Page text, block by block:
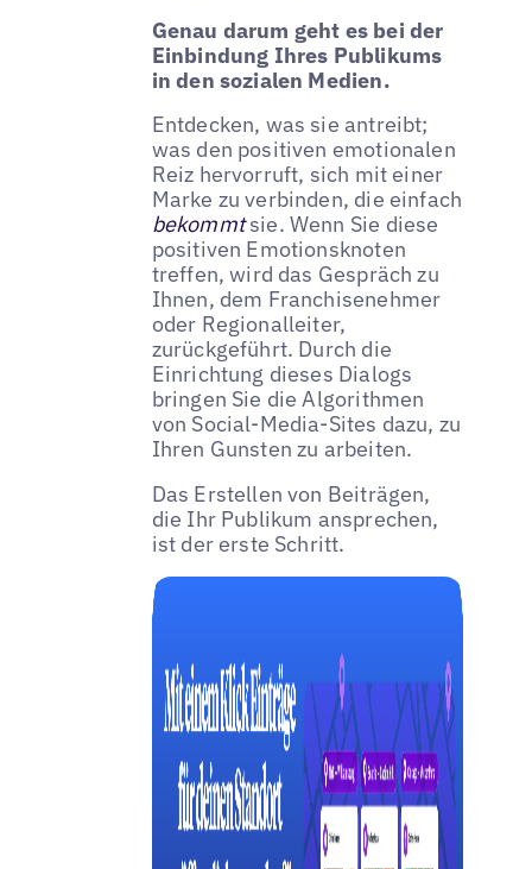
Genau darum geht es bei der
Einbindung Ihres Publikums
in den sozialen Medien.
Entdecken, was sie antreibt;
was den positiven emotionalen
Reiz hervorruft, sich mit einer
Marke zu verbinden, die einfach
bekommtsie. Wenn Sie diese
positiven Emotionsknoten
treffen, wird das Gespräch zu
Ihnen, dem Franchisenehmer
oder Regionalleiter,
zurückgeführt. Durch die
Einrichtung dieses Dialogs
bringen Sie die Algorithmen
von Social-Media-Sites dazu, zu
Ihren Gunsten zu arbeiten.
Das Erstellen von Beiträgen,
die Ihr Publikum ansprechen,
ist der erste Schritt.